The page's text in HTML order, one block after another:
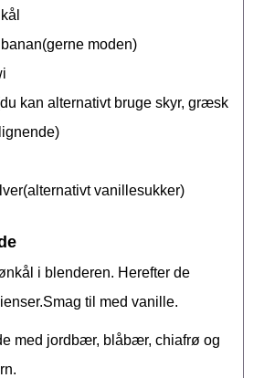
moden)
kan alternativt bruge skyr, græsk
vanillesukker)
i blenderen. Herefter de
til med vanille.
med jordbær, blåbær, chiafrø og